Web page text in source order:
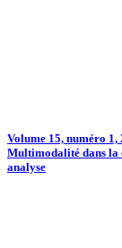
Volume 15, numéro 1,
Multimodalité dans la
analyse